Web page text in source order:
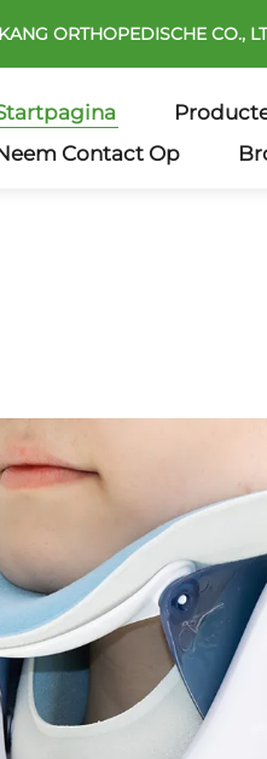
ORTHOPEDISCHE CO.,
Contact Op